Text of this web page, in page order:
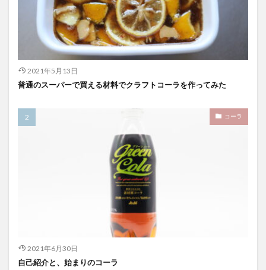
2021年5月13日
普通のスーパーで買える材料でクラフトコーラを作ってみた
コーラ
2021年6月30日
自己紹介と、始まりのコーラ